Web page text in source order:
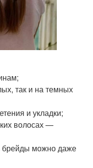
так и на темных
и укладки;
волосах —
брейды можно даже